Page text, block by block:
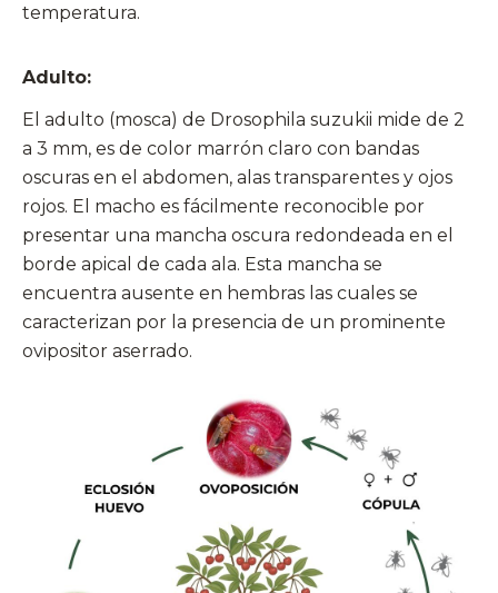
temperatura.
Adulto:
El adulto (mosca) de Drosophila suzukii mide de 2
a 3 mm, es de color marrón claro con bandas
oscuras en el abdomen, alas transparentes y ojos
rojos. El macho es fácilmente reconocible por
presentar una mancha oscura redondeada en el
borde apical de cada ala. Esta mancha se
encuentra ausente en hembras las cuales se
caracterizan por la presencia de un prominente
ovipositor aserrado.